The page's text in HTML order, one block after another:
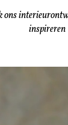
ons
inspireren